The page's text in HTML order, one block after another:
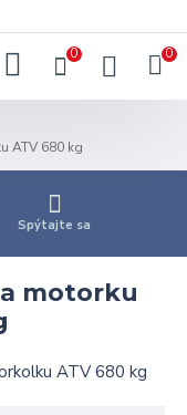
0 0
ATV 680 kg
Spýtajte sa
motorku